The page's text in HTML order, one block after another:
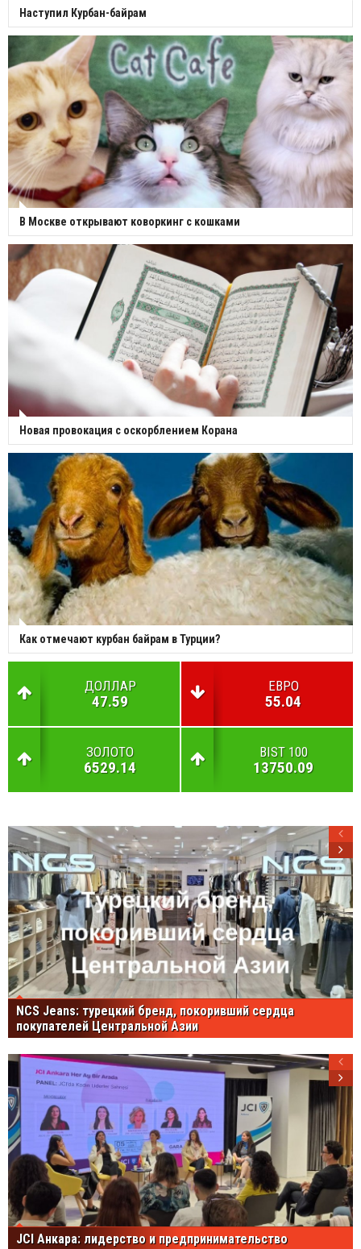
Наступил Курбан-байрам
В Москве открывают коворкинг с кошками
Новая провокация с оскорблением Корана
Как отмечают курбан байрам в Турции?
ДОЛЛАР
47.59
ЕВРО
55.04
ЗОЛОТО
6529.14
BIST 100
13750.09
NCS Jeans: турецкий бренд, покоривший сердца
покупателей Центральной Азии
JCI Анкара: лидерство и предпринимательство